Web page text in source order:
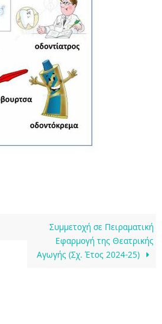
Συμμετοχή σε Πειραματική
Εφαρμογή της Θεατρικής
Αγωγής (Σχ. Έτος 2024-25)